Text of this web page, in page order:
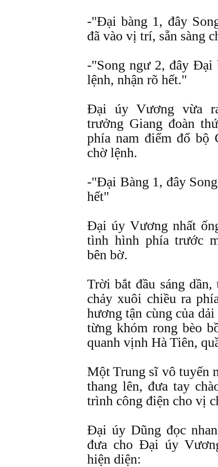
-"Ðại bàng 1, đây
đã vào vị trí, sẵn sàng
-"Song ngư 2, đây Ðại
lệnh, nhận rõ hết."
Ðại úy Vương vừa
trưởng Giang đoàn
phía nam điểm đổ bộ
chờ lệnh.
-"Ðại Bàng 1, đây
hết"
Ðại úy Vương nhất
tình hình phía trước
bên bờ.
Trời bắt đầu sáng
chảy xuôi chiều ra
hương tận cùng của
từng khóm rong bèo
quanh vịnh Hà Tiên,
Một Trung sĩ vô tuyến
thang lên, đưa tay
trình công điện cho vị
Ðại úy Dũng đọc
đưa cho Ðại úy
hiện diện: